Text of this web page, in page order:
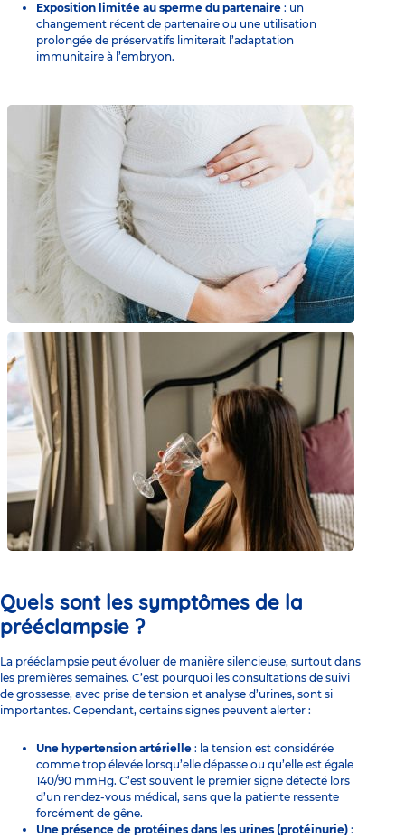
Exposition limitée au sperme du partenaire : un
changement récent de partenaire ou une utilisation
prolongée de préservatifs limiterait l’adaptation
immunitaire à l’embryon.
Quels sont les symptômes de la
prééclampsie ?
La prééclampsie peut évoluer de manière silencieuse, surtout dans
les premières semaines. C’est pourquoi les consultations de suivi
de grossesse, avec prise de tension et analyse d’urines, sont si
importantes. Cependant, certains signes peuvent alerter :
Une hypertension artérielle : la tension est considérée
comme trop élevée lorsqu’elle dépasse ou qu’elle est égale
140/90 mmHg. C’est souvent le premier signe détecté lors
d’un rendez-vous médical, sans que la patiente ressente
forcément de gêne.
Une présence de protéines dans les urines (protéinurie) :